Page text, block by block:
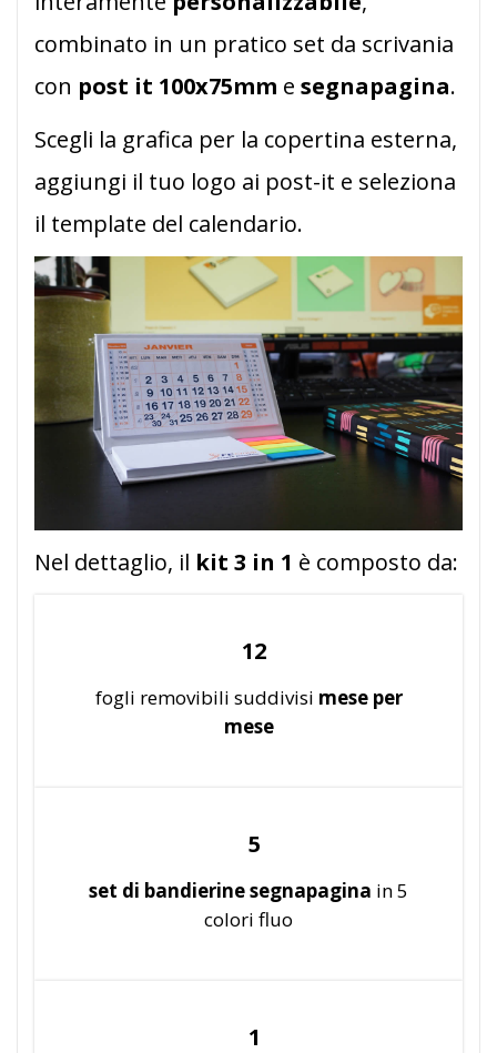
combinato in un pratico set da scrivania
con post it 100x75mm e segnapagina.
Scegli la grafica per la copertina esterna,
aggiungi il tuo logo ai post-it e seleziona
il template del calendario.
Nel dettaglio, il kit 3 in 1 è composto da:
12
fogli removibili suddivisi mese per
mese
5
set di bandierine segnapagina in 5
colori fluo
1